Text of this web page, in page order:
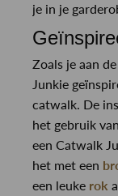
je in je
Zoals je aan
Junkie
catwalk. De
het gebruik
een Catwalk
het met een
een leuke rok